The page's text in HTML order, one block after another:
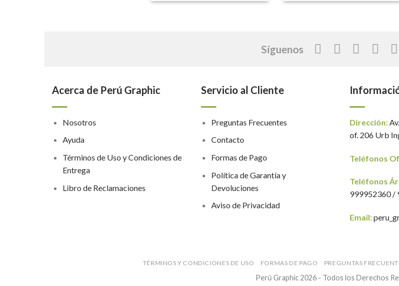
Síguenos
Acerca de Perú Graphic
Nosotros
Ayuda
Términos de Uso y Condiciones de
Entrega
Libro de Reclamaciones
Servicio al Cliente
Preguntas Frecuentes
Contacto
Formas de Pago
Política de Garantía y
Devoluciones
Aviso de Privacidad
Dirección:
of. 206 Urb
Teléfonos
Teléfonos
999952360 /
Email:
TÉRMINOS Y CONDICIONES DE USO FORMAS DE PAGO PREGUNTAS
Perú Graphic 2026 - Todos los Derechos